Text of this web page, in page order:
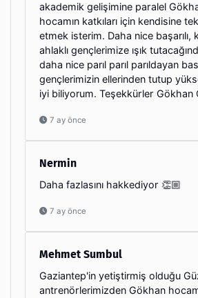
akademik gelişimine paralel
hocamın katkıları için kendisine
etmek isterim. Daha nice başarılı,
ahlaklı gençlerimize ışık
daha nice parıl parıl parıldayan
gençlerimizin ellerinden tutup
iyi biliyorum. Teşekkürler Gökhan
7 ay önce
Nermin
Daha fazlasını hakkediyor 👏🏼
7 ay önce
Mehmet Sumbul
Gaziantep'in yetiştirmiş olduğu
antrenörlerimizden Gökhan